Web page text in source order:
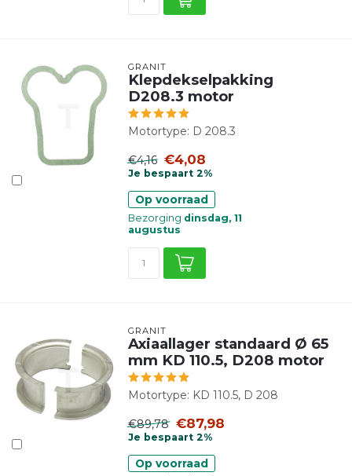
GRANIT
Klepdekselpakking
D208.3 motor
Motortype: D 208.3
€4,16 €4,08
Je bespaart 2%
Op voorraad
Bezorging dinsdag, 11
augustus
GRANIT
Axiaallager standaard Ø 65
mm KD 110.5, D208 motor
Motortype: KD 110.5, D 208
€89,78 €87,98
Je bespaart 2%
Op voorraad